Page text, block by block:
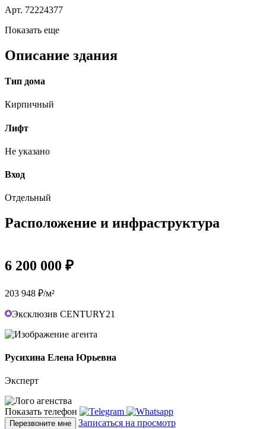
Арт. 72224377
Показать еще
Описание здания
Тип дома
Кирпичный
Лифт
Не указано
Вход
Отдельный
Расположение и инфраструктура
6 200 000 ₽
203 948 ₽/м²
Эксклюзив CENTURY21
Русихина Елена Юрьевна
Эксперт
Показать телефон
Перезвоните мне
Записаться на просмотр